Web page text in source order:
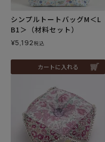
シンプルトートバッグM＜L
B1＞（材料セット）
¥5,192税込
カートに入れる